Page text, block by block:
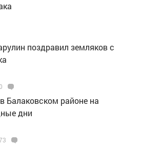
поздравил земляков с
Балаковском районе на
дни